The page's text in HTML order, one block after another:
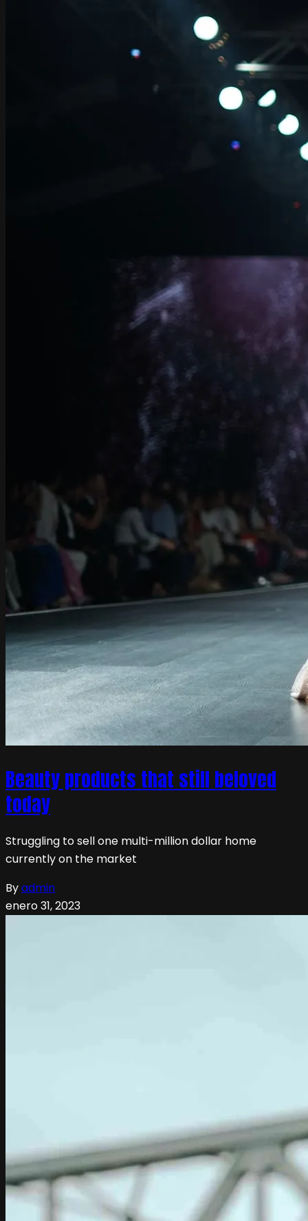
Beauty products that still beloved
today
Struggling to sell one multi-million dollar home
currently on the market
Byadmin
enero 31, 2023